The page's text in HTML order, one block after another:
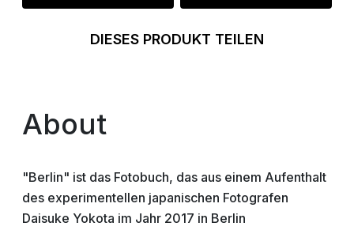
DIESES PRODUKT TEILEN
About
"Berlin" ist das Fotobuch, das aus einem Aufenthalt
des experimentellen japanischen Fotografen
Daisuke Yokota im Jahr 2017 in Berlin